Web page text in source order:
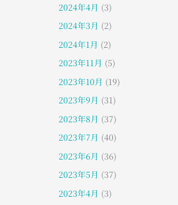
2024年4月 (3)
2024年3月 (2)
2024年1月 (2)
2023年11月 (5)
2023年10月 (19)
2023年9月 (31)
2023年8月 (37)
2023年7月 (40)
2023年6月 (36)
2023年5月 (37)
2023年4月 (3)